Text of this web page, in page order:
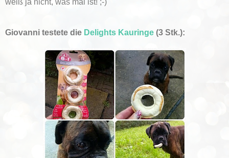
weiß ja nicht, was mal ist! ;-)
Giovanni testete die Delights Kauringe (3 Stk.):